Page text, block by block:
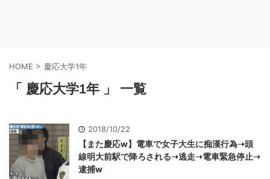
HOME > 慶応大学1年
「 慶応大学1年 」 一覧
2018/10/22
【また慶応w】電車で女子大生に痴漢行為➝頭
線明大前駅で降ろされる➝逃走➝電車緊急停止➝
逮捕w